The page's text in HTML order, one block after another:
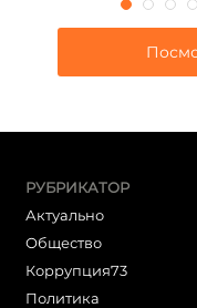
РУБРИКАТОР
Актуально
Общество
Коррупция73
Политика